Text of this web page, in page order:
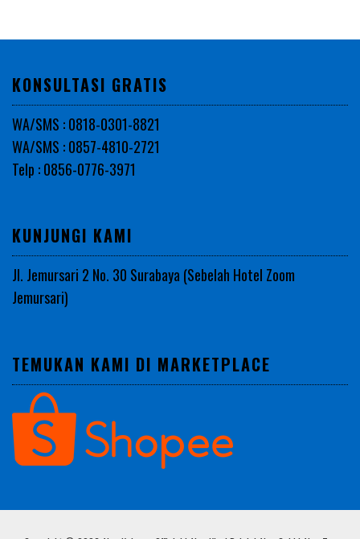
KONSULTASI GRATIS
WA/SMS : 0818-0301-8821
WA/SMS : 0857-4810-2721
Telp : 0856-0776-3971
KUNJUNGI KAMI
Jl. Jemursari 2 No. 30 Surabaya (Sebelah Hotel Zoom
Jemursari)
TEMUKAN KAMI DI MARKETPLACE